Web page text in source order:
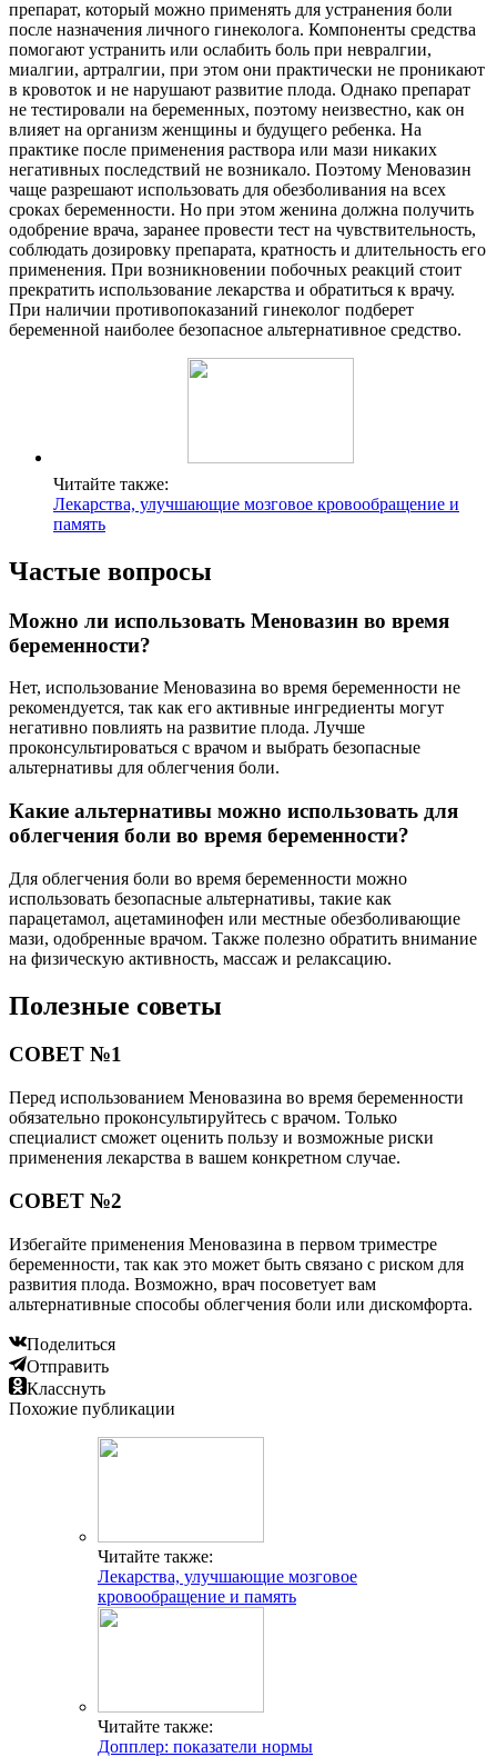
препарат, который можно применять для устранения боли
после назначения личного гинеколога. Компоненты средства
помогают устранить или ослабить боль при невралгии,
миалгии, артралгии, при этом они практически не проникают
в кровоток и не нарушают развитие плода. Однако препарат
не тестировали на беременных, поэтому неизвестно, как он
влияет на организм женщины и будущего ребенка. На
практике после применения раствора или мази никаких
негативных последствий не возникало. Поэтому Меновазин
чаще разрешают использовать для обезболивания на всех
сроках беременности. Но при этом женина должна получить
одобрение врача, заранее провести тест на чувствительность,
соблюдать дозировку препарата, кратность и длительность его
применения. При возникновении побочных реакций стоит
прекратить использование лекарства и обратиться к врачу.
При наличии противопоказаний гинеколог подберет
беременной наиболее безопасное альтернативное средство.
Читайте также:
Лекарства, улучшающие мозговое кровообращение и
память
Частые вопросы
Можно ли использовать Меновазин во время
беременности?
Нет, использование Меновазина во время беременности не
рекомендуется, так как его активные ингредиенты могут
негативно повлиять на развитие плода. Лучше
проконсультироваться с врачом и выбрать безопасные
альтернативы для облегчения боли.
Какие альтернативы можно использовать для
облегчения боли во время беременности?
Для облегчения боли во время беременности можно
использовать безопасные альтернативы, такие как
парацетамол, ацетаминофен или местные обезболивающие
мази, одобренные врачом. Также полезно обратить внимание
на физическую активность, массаж и релаксацию.
Полезные советы
СОВЕТ №1
Перед использованием Меновазина во время беременности
обязательно проконсультируйтесь с врачом. Только
специалист сможет оценить пользу и возможные риски
применения лекарства в вашем конкретном случае.
СОВЕТ №2
Избегайте применения Меновазина в первом триместре
беременности, так как это может быть связано с риском для
развития плода. Возможно, врач посоветует вам
альтернативные способы облегчения боли или дискомфорта.
Поделиться
Отправить
Класснуть
Похожие публикации
Читайте также:
Лекарства, улучшающие мозговое
кровообращение и память
Читайте также:
Допплер: показатели нормы